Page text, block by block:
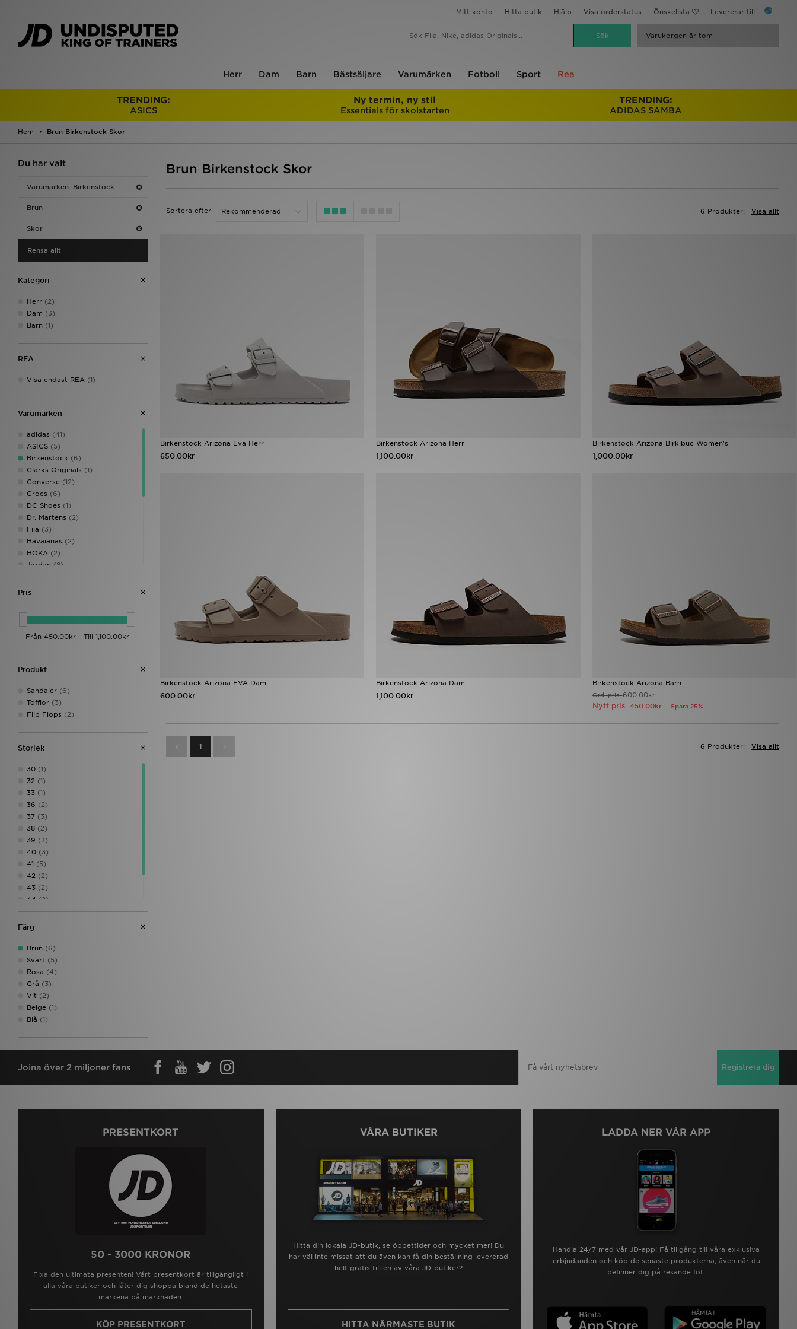
Mitt konto Hitta butik Hjälp Visa orderstatus Önskelista Levererar till...
Varukorgen är tom
Herr Dam Barn Bästsäljare Varumärken Fotboll Sport Rea
TRENDING:
ASICS
Ny termin, ny stil
Essentials för skolstarten
TRENDING:
ADIDAS SAMBA
Hem Brun Birkenstock Skor
Du har valt
Varumärken: Birkenstock
Brun
Skor
Rensa allt
Kategori
Herr (2)
Dam (3)
Barn (1)
REA
Visa endast REA (1)
Varumärken
adidas (41)
ASICS (5)
Birkenstock (6)
Clarks Originals (1)
Converse (12)
Crocs (6)
DC Shoes (1)
Dr. Martens (2)
Fila (3)
Havaianas (2)
HOKA (2)
Jordan (8)
Lacoste(1)
New Balance
On Running
PUMA(6)
Reebok(2)
Timberland
Vans(2)
Pris
Produkt
Sandaler (6)
Tofflor (3)
Flip Flops (2)
Storlek
30 (1)
32 (1)
33 (1)
36 (2)
37 (3)
38 (2)
39 (3)
40 (3)
41 (5)
42 (2)
43 (2)
44 (2)
45(2)
Färg
Brun (6)
Svart (5)
Rosa (4)
Grå (3)
Vit (2)
Beige (1)
Blå (1)
Brun Birkenstock Skor
Sortera efter Visa allt
6 Produkter:
Birkenstock Arizona Eva Herr
650.00kr
Birkenstock Arizona Herr
1,100.00kr
Birkenstock Arizona Birkibuc Women's
1,000.00kr
Birkenstock Arizona EVA Dam
600.00kr
Birkenstock Arizona Dam
1,100.00kr
Birkenstock Arizona Barn
Ord. pris600.00kr
Nytt pris 450.00kr Spara 25%
1 Visa allt
6 Produkter:
Joina över 2 miljoner fans Registrera dig
PRESENTKORT
50 - 3000 KRONOR
Fixa den ultimata presenten! Vårt presentkort är tillgängligt i
alla våra butiker och låter dig shoppa bland de hetaste
märkena på marknaden.
KÖP PRESENTKORT
VÅRA BUTIKER
Hitta din lokala JD-butik, se öppettider och mycket mer! Du
har väl inte missat att du även kan få din beställning levererad
helt gratis till en av våra JD-butiker?
HITTA NÄRMASTE BUTIK
LADDA NER VÅR APP
Handla 24/7 med vår JD-app! Få tillgång till våra exklusiva
erbjudanden och köp de senaste produkterna, även när du
befinner dig på resande fot.